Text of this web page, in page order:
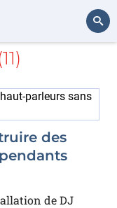
des
de DJ